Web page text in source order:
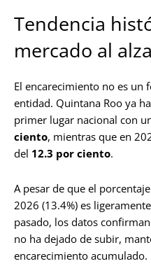
Tendencia
mercado al
El encarecimiento no es un
entidad. Quintana Roo ya
primer lugar nacional con
ciento, mientras que en
del 12.3 por ciento.
A pesar de que el
2026 (13.4%) es
pasado, los datos
no ha dejado de subir,
encarecimiento acumulado.